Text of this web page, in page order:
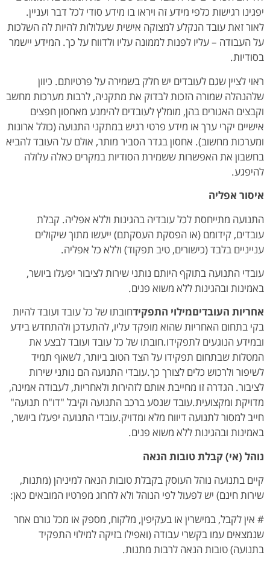
יפגינו רגישות כלפי מידע זה ויראו בו מידע סודי לכל דבר ועניין.
לאור זאת עובד הנקלע למצוקה אישית שעלולות להיות לה השלכות
על העבודה – עליו לפנות לממונה עליו ולדווח על כך. המידע יישמר
בסודיות.
ראוי לציין שגם לעובדים יש חלק בשמירה על פרטיותם. כיוון
שלהנהלה שמורה הזכות לבדוק את מתקניה, לרבות מערכות מחשב
וקבצים האגורים בהן, מומלץ לעובדים להימנע מאחסון חפצים
אישיים יקרי ערך או מידע פרטי רגיש במתקני התנועה (כולל ארונות
ומערכות מחשוב). אחסון בגדר הסביר מותר, אולם על העובד להביא
בחשבון את האפשרות ששמירת הסודיות במקרים כאלה עלולה
להיפגע.
איסור אפליה
התנועה מתייחסת לכל עובדיה בהגינות וללא אפליה. קבלת
עובדים, קידומם (או הפסקת העסקתם) ייעשו מתוך שיקולים
ענייניים בלבד (כישורים, טיב תפקוד) וללא כל אפליה.
עובדי התנועה בתוקף היותם נותני שירות לציבור יפעלו ביושר,
באמינות ובהגינות ללא משוא פנים.
אחריות העובדיםמילוי התפקידחובתו של כל עובד ועובד להיות
בקי בתחום האחריות שהוא מופקד עליו, להתעדכן ולהתחדש בידע
ובמידע הנוגעים לתפקידו.חובתו של כל עובד ועובד לבצע את
המטלות שבתחום תפקידו על הצד הטוב ביותר, לשאוף תמיד
לשיפור ולרכוש כלים לצורך כך.עובדי התנועה הם נותני שירות
לציבור. הגדרה זו מחייבת אותם לזהירות ולאחריות, לעבודה אמינה,
מדויקת ומקצועית.עובד שנסע ברכב התנועה וקיבל "דו"ח תנועה"
חייב למסור לתנועה דיווח מלא ומדויק.עובדי התנועה יפעלו ביושר,
באמינות ובהגינות ללא משוא פנים.
נוהל (אי) קבלת טובות הנאה
קיים בתנועה נוהל העוסק בקבלת טובות הנאה למיניהן (מתנות,
שירות חינם) יש לפעול לפי הנוהל ולא לחרוג מפרטיו המובאים כאן:
# אין לקבל, במישרין או בעקיפין, מלקוח, מספק או מכל גורם אחר
שנמצאים עמו בקשרי עבודה (ואפילו בזיקה למילוי התפקיד
בתנועה) טובות הנאה לרבות מתנות.